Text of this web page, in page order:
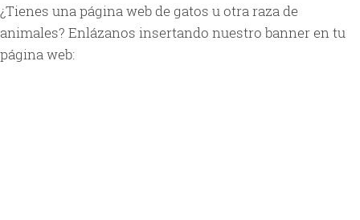
¿Tienes una página web de gatos u otra raza de
animales? Enlázanos insertando nuestro banner en tu
página web: